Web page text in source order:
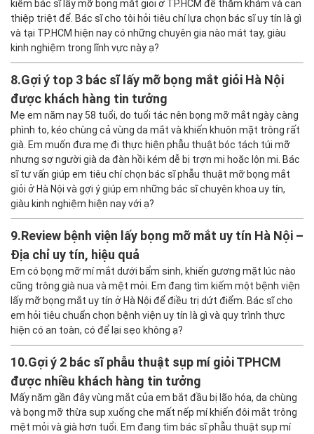
kiếm bác sĩ lấy mỡ bọng mắt giỏi ở TP.HCM để thăm khám và can
thiệp triệt để. Bác sĩ cho tôi hỏi tiêu chí lựa chọn bác sĩ uy tín là gì
và tại TP.HCM hiện nay có những chuyên gia nào mát tay, giàu
kinh nghiệm trong lĩnh vực này ạ?
8.Gợi ý top 3 bác sĩ lấy mỡ bọng mắt giỏi Hà Nội
được khách hàng tin tưởng
Mẹ em năm nay 58 tuổi, do tuổi tác nên bọng mỡ mắt ngày càng
phình to, kéo chùng cả vùng da mắt và khiến khuôn mặt trông rất
già. Em muốn đưa mẹ đi thực hiện phẫu thuật bóc tách túi mỡ
nhưng sợ người già da đàn hồi kém dễ bị trợn mi hoặc lộn mi. Bác
sĩ tư vấn giúp em tiêu chí chọn bác sĩ phẫu thuật mỡ bọng mắt
giỏi ở Hà Nội và gợi ý giúp em những bác sĩ chuyên khoa uy tín,
giàu kinh nghiệm hiện nay với ạ?
9.Review bệnh viện lấy bọng mỡ mắt uy tín Hà Nội –
Địa chỉ uy tín, hiệu quả
Em có bọng mỡ mí mắt dưới bẩm sinh, khiến gương mặt lúc nào
cũng trông già nua và mệt mỏi. Em đang tìm kiếm một bệnh viện
lấy mỡ bọng mắt uy tín ở Hà Nội để điều trị dứt điểm. Bác sĩ cho
em hỏi tiêu chuẩn chọn bệnh viện uy tín là gì và quy trình thực
hiện có an toàn, có để lại sẹo không ạ?
10.Gợi ý 2 bác sĩ phẫu thuật sụp mí giỏi TPHCM
được nhiều khách hàng tin tưởng
Mấy năm gần đây vùng mắt của em bắt đầu bị lão hóa, da chùng
và bọng mỡ thừa sụp xuống che mất nếp mí khiến đôi mắt trông
mệt mỏi và già hơn tuổi. Em đang tìm bác sĩ phẫu thuật sụp mí